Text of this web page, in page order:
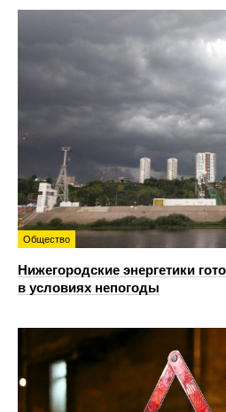
Общество
Нижегородские энергетики
в условиях непогоды